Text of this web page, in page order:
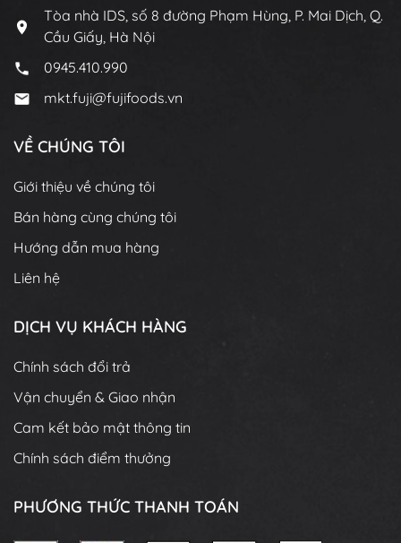
Tòa nhà IDS, số 8 đường Phạm Hùng, P. Mai Dịch, Q.
Cầu Giấy, Hà Nội
0945.410.990
mkt.fuji@fujifoods.vn
VỀ CHÚNG TÔI
Giới thiệu về chúng tôi
Bán hàng cùng chúng tôi
Hướng dẫn mua hàng
Liên hệ
DỊCH VỤ KHÁCH HÀNG
Chính sách đổi trả
Vận chuyển & Giao nhận
Cam kết bảo mật thông tin
Chính sách điểm thưởng
PHƯƠNG THỨC THANH TOÁN